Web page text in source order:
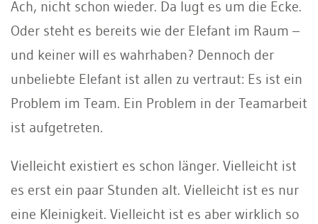
Ach, nicht schon wieder. Da lugt es um die Ecke.
Oder steht es bereits wie der Elefant im Raum –
und keiner will es wahrhaben? Dennoch der
unbeliebte Elefant ist allen zu vertraut: Es ist ein
Problem im Team. Ein Problem in der Teamarbeit
ist aufgetreten.
Vielleicht existiert es schon länger. Vielleicht ist
es erst ein paar Stunden alt. Vielleicht ist es nur
eine Kleinigkeit. Vielleicht ist es aber wirklich so